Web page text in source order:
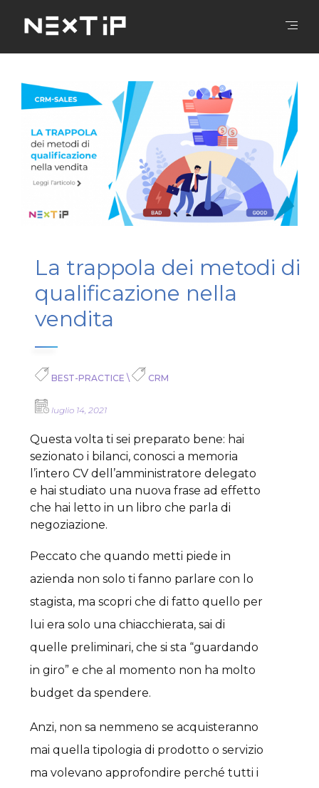
La trappola dei metodi di
qualificazione nella
vendita
BEST-PRACTICE \ CRM
luglio 14, 2021
Questa volta ti sei preparato bene: hai
sezionato i bilanci, conosci a memoria
l’intero CV dell’amministratore delegato
e hai studiato una nuova frase ad effetto
che hai letto in un libro che parla di
negoziazione.
Peccato che quando metti piede in
azienda non solo ti fanno parlare con lo
stagista, ma scopri che di fatto quello per
lui era solo una chiacchierata, sai di
quelle preliminari, che si sta “guardando
in giro” e che al momento non ha molto
budget da spendere.
Anzi, non sa nemmeno se acquisteranno
mai quella tipologia di prodotto o servizio
ma volevano approfondire perché tutti i